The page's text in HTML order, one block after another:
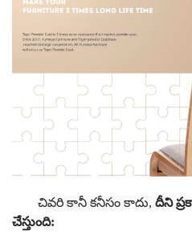
చివరి కానీ కనీసం కాదు, దీని
చేస్తుంది: